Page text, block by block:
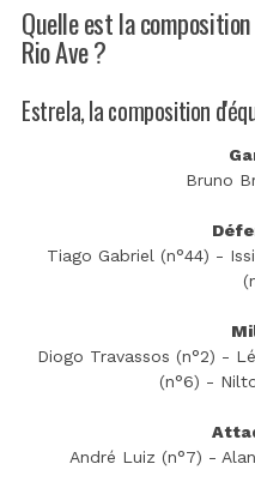
Quelle est la
Rio Ave ?
Estrela, la composition
Bruno
Tiago Gabriel (n°44) -
Diogo Travassos (n°2) -
(n°6) -
André Luiz (n°7) -